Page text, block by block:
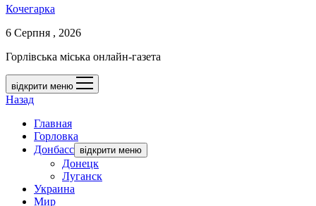
Кочегарка
6 Серпня , 2026
Горлівська міська онлайн-газета
відкрити меню
Назад
Главная
Горловка
Донбасс відкрити меню
Донецк
Луганск
Украина
Мир